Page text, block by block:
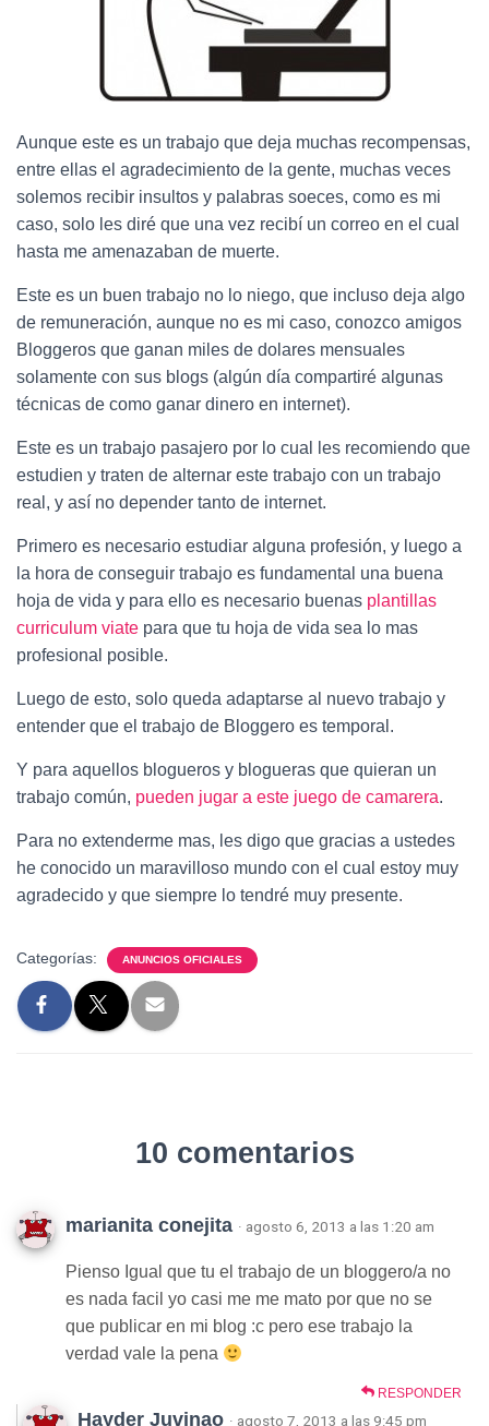
Aunque este es un trabajo que deja muchas recompensas,
entre ellas el agradecimiento de la gente, muchas veces
solemos recibir insultos y palabras soeces, como es mi
caso, solo les diré que una vez recibí un correo en el cual
hasta me amenazaban de muerte.
Este es un buen trabajo no lo niego, que incluso deja algo
de remuneración, aunque no es mi caso, conozco amigos
Bloggeros que ganan miles de dolares mensuales
solamente con sus blogs (algún día compartiré algunas
técnicas de como ganar dinero en internet).
Este es un trabajo pasajero por lo cual les recomiendo que
estudien y traten de alternar este trabajo con un trabajo
real, y así no depender tanto de internet.
Primero es necesario estudiar alguna profesión, y luego a
la hora de conseguir trabajo es fundamental una buena
hoja de vida y para ello es necesario buenas plantillas
curriculum viate para que tu hoja de vida sea lo mas
profesional posible.
Luego de esto, solo queda adaptarse al nuevo trabajo y
entender que el trabajo de Bloggero es temporal.
Y para aquellos blogueros y blogueras que quieran un
trabajo común, pueden jugar a este juego de camarera.
Para no extenderme mas, les digo que gracias a ustedes
he conocido un maravilloso mundo con el cual estoy muy
agradecido y que siempre lo tendré muy presente.
Categorías: ANUNCIOS OFICIALES
10 comentarios
marianita conejita · agosto 6, 2013 a las 1:20 am
Pienso Igual que tu el trabajo de un bloggero/a no
es nada facil yo casi me me mato por que no se
que publicar en mi blog :c pero ese trabajo la
verdad vale la pena
RESPONDER
Hayder Juvinao · agosto 7, 2013 a las 9:45 pm